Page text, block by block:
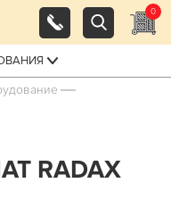
0
RADAX